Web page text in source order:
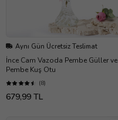
Aynı Gün Ücretsiz Teslimat
İnce Cam Vazoda Pembe Güller ve
Pembe Kuş Otu
(8)
679,99 TL